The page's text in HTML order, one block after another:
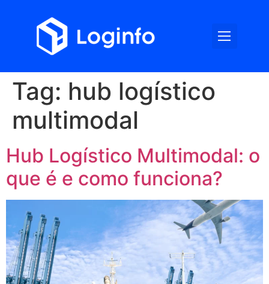
Tag: hub logístico
multimodal
Hub Logístico Multimodal: o
que é e como funciona?